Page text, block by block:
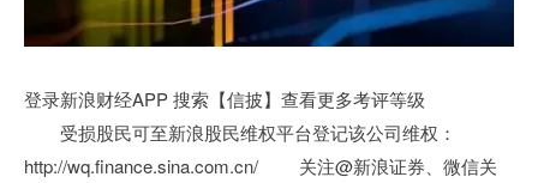
登录新浪财经APP 搜索【信披】查看更多考评等级
受损股民可至新浪股民维权平台登记该公司维权：
http://wq.finance.sina.com.cn/ 关注@新浪证券、微信关